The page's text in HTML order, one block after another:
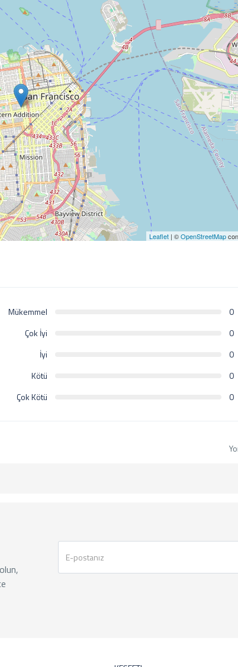
Leaflet | ©OpenStreetMap
Mükemmel
0
Çok İyi
0
İyi
0
Kötü
0
Çok Kötü
0